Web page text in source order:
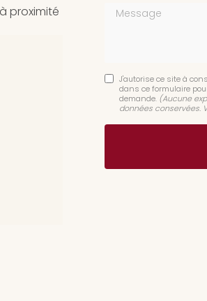
proximité
Message
J'autorise ce site à
dans ce formulaire
demande. (Aucune
données conservées.